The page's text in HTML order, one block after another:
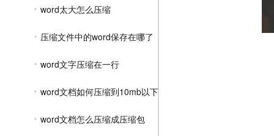
word太大怎么压缩
压缩文件中的word保存在哪了
word文字压缩在一行
word文档如何压缩到10mb以下
word文档怎么压缩成压缩包